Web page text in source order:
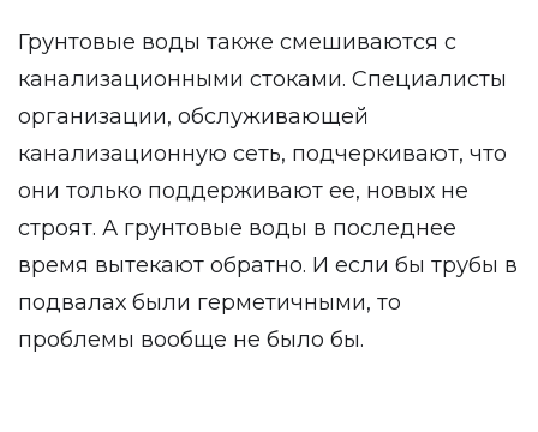
Грунтовые воды также смешиваются с
канализационными стоками. Специалисты
организации, обслуживающей
канализационную сеть, подчеркивают, что
они только поддерживают ее, новых не
строят. А грунтовые воды в последнее
время вытекают обратно. И если бы трубы в
подвалах были герметичными, то
проблемы вообще не было бы.